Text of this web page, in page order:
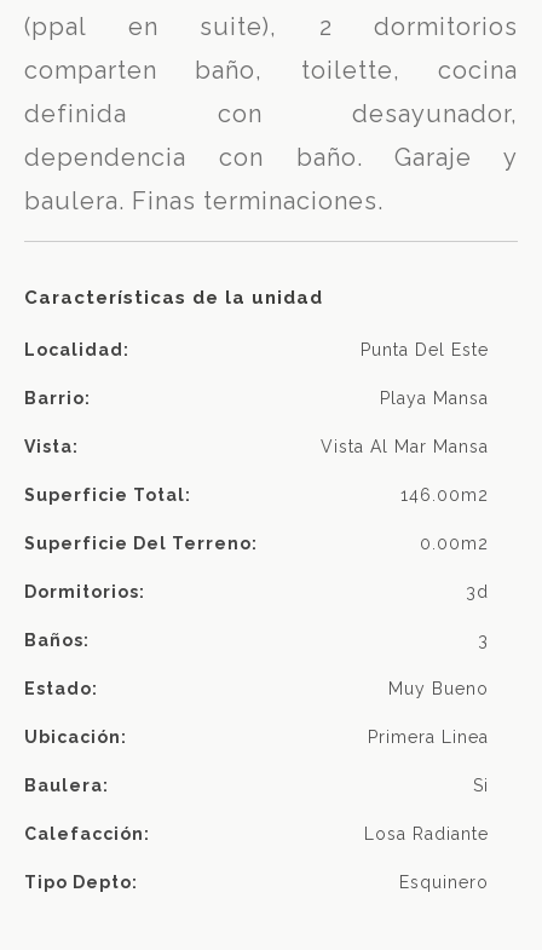
(ppal en suite), 2 dormitorios
comparten baño, toilette, cocina
definida con desayunador,
dependencia con baño. Garaje y
baulera. Finas terminaciones.
Características de la unidad
Localidad: Punta Del Este
Barrio: Playa Mansa
Vista: Vista Al Mar Mansa
Superficie Total: 146.00m2
Superficie Del Terreno: 0.00m2
Dormitorios: 3d
Baños: 3
Estado: Muy Bueno
Ubicación: Primera Linea
Baulera: Si
Calefacción: Losa Radiante
Tipo Depto: Esquinero